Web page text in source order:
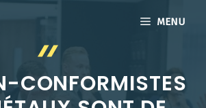
MENU
CONFORMISTES